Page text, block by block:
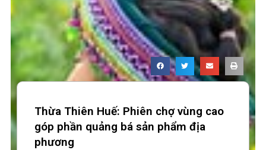
Thừa Thiên Huế: Phiên chợ vùng cao
góp phần quảng bá sản phẩm địa
phương